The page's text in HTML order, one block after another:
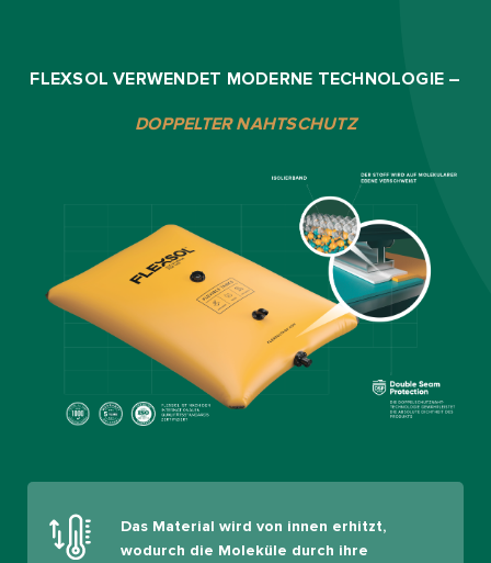
FLEXSOL VERWENDET MODERNE TECHNOLOGIE –
DOPPELTER NAHTSCHUTZ
Das Material wird von innen erhitzt,
wodurch die Moleküle durch ihre